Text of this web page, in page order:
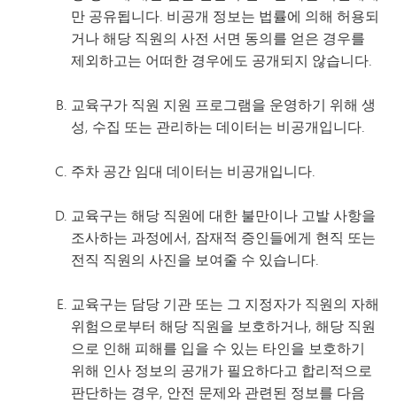
만 공유됩니다. 비공개 정보는 법률에 의해 허용되
거나 해당 직원의 사전 서면 동의를 얻은 경우를
제외하고는 어떠한 경우에도 공개되지 않습니다.
교육구가 직원 지원 프로그램을 운영하기 위해 생
성, 수집 또는 관리하는 데이터는 비공개입니다.
주차 공간 임대 데이터는 비공개입니다.
교육구는 해당 직원에 대한 불만이나 고발 사항을
조사하는 과정에서, 잠재적 증인들에게 현직 또는
전직 직원의 사진을 보여줄 수 있습니다.
교육구는 담당 기관 또는 그 지정자가 직원의 자해
위험으로부터 해당 직원을 보호하거나, 해당 직원
으로 인해 피해를 입을 수 있는 타인을 보호하기
위해 인사 정보의 공개가 필요하다고 합리적으로
판단하는 경우, 안전 문제와 관련된 정보를 다음